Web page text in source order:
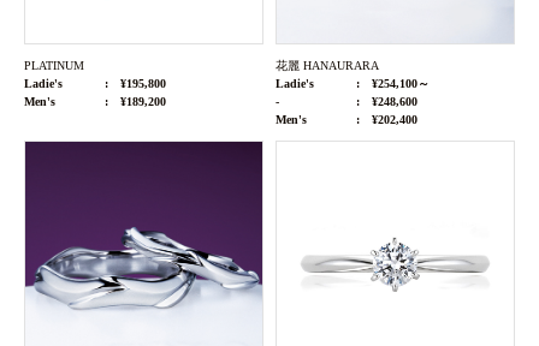
PLATINUM
Ladie's
¥195,800
Men's
¥189,200
花麗 HANAURARA
Ladie's
¥254,100～
-
¥248,600
Men's
¥202,400